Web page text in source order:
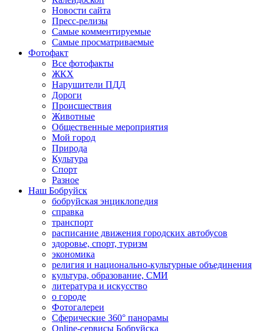
Новости сайта
Пресс-релизы
Самые комментируемые
Самые просматриваемые
Фотофакт
Все фотофакты
ЖКХ
Нарушители ПДД
Дороги
Происшествия
Животные
Общественные мероприятия
Мой город
Природа
Культура
Спорт
Разное
Наш Бобруйск
бобруйская энциклопедия
справка
транспорт
расписание движения городских автобусов
здоровье, спорт, туризм
экономика
религия и национально-культурные объединения
культура, образование, СМИ
литература и искусство
о городе
Фотогалереи
Сферические 360° панорамы
Online-сервисы Бобруйска